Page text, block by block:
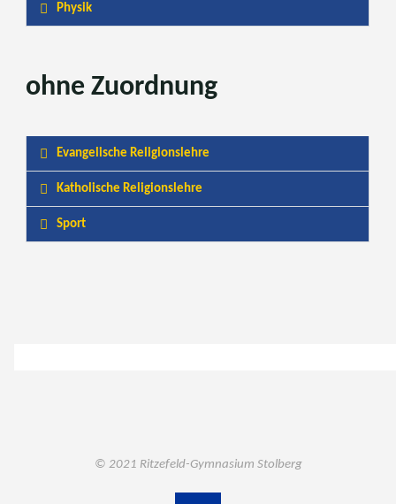
Physik
ohne Zuordnung
Evangelische Religionslehre
Katholische Religionslehre
Sport
© 2021 Ritzefeld-Gymnasium Stolberg